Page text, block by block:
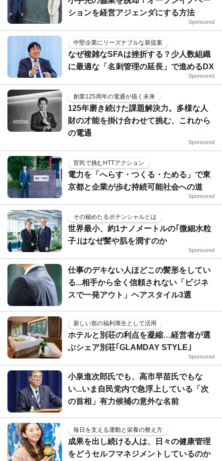
ションを経営アジェンダにする方法
Sponsored
中堅企業にリーズナブルな新提案
なぜ複雑なSFAは挫折する？少人数組織
に最適な「名刺管理の延長」で進めるDX
Sponsored
創業125周年の電通が描く未来
125年磨き続けた課題解決力。多様な人
財の才能を掛け合わせて挑む、これから
の電通
Sponsored
官民で挑むHTTアクション
電力を「へらす・つくる・ためる」で東
京都と企業が歩む持続可能社会への道
Sponsored
その秘めたるポテンシャルとは
世界最小、約1ナノメートルの｢微細水粒
子｣はなぜ髪や肌を潤すのか
Sponsored
仕事のデキない人ほどこの髪形をしてい
る...相手から全く信頼されない「ビジネ
スで一発アウト」ヘアスタイル3選
新しい形の福利厚生として活用
ホテルと別荘の利点を凝縮…経営者が選
ぶシェア別荘｢GLAMDAY STYLE｣
Sponsored
小泉進次郎氏でも、高市早苗氏でもな
い...いま自民党内で急浮上している「次
の首相」有力候補の意外な名前
毎日を支える運動と栄養の整え方
成果を出し続ける人は、日々の健康管理
をどうセルフマネジメントしているのか